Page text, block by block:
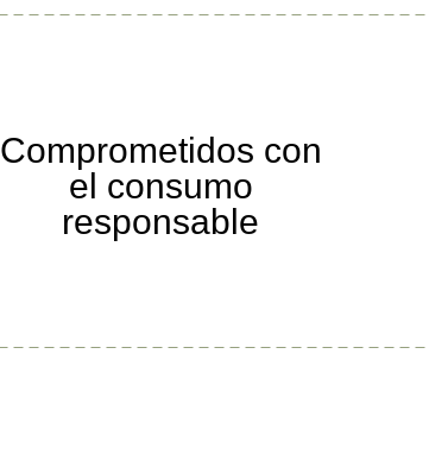
Comprometidos con
el consumo
responsable